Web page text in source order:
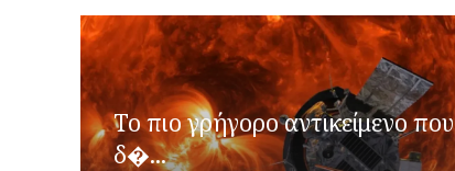
Το πιο γρήγορο αντικείμενο που
δ�...